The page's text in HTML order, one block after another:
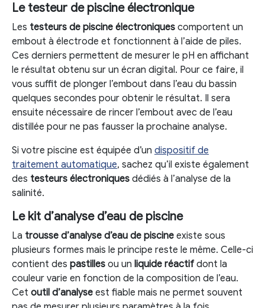
Le testeur de piscine électronique
Les testeurs de piscine électroniques comportent un
embout à électrode et fonctionnent à l’aide de piles.
Ces derniers permettent de mesurer le pH en affichant
le résultat obtenu sur un écran digital. Pour ce faire, il
vous suffit de plonger l’embout dans l’eau du bassin
quelques secondes pour obtenir le résultat. Il sera
ensuite nécessaire de rincer l’embout avec de l’eau
distillée pour ne pas fausser la prochaine analyse.
Si votre piscine est équipée d’un dispositif de
traitement automatique, sachez qu’il existe également
des testeurs électroniques dédiés à l’analyse de la
salinité.
Le kit d’analyse d’eau de piscine
La trousse d’analyse d’eau de piscine existe sous
plusieurs formes mais le principe reste le même. Celle-ci
contient des pastilles ou un liquide réactifdont la
couleur varie en fonction de la composition de l’eau.
Cet outil d’analyse est fiable mais ne permet souvent